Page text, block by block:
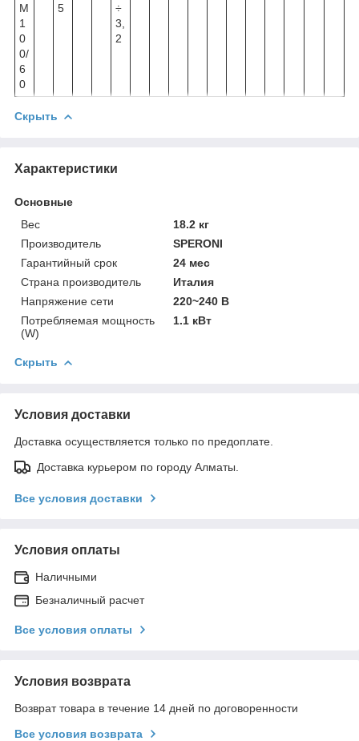
M
1
0
0/
6
0
5
÷
3,
2
Скрыть
Характеристики
Основные
Вес
18.2 кг
Производитель
SPERONI
Гарантийный срок
24 мес
Страна производитель
Италия
Напряжение сети
220~240 В
Потребляемая мощность
(W)
1.1 кВт
Скрыть
Условия доставки
Доставка осуществляется только по предоплате.
Доставка курьером по городу Алматы.
Все условия доставки
Условия оплаты
Наличными
Безналичный расчет
Все условия оплаты
Условия возврата
Возврат товара в течение 14 дней по договоренности
Все условия возврата